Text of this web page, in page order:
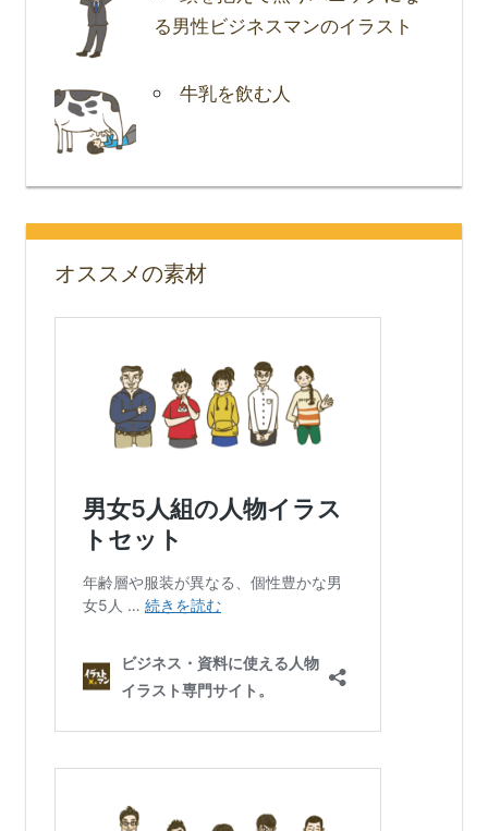
る男性ビジネスマンのイラスト
牛乳を飲む人
オススメの素材